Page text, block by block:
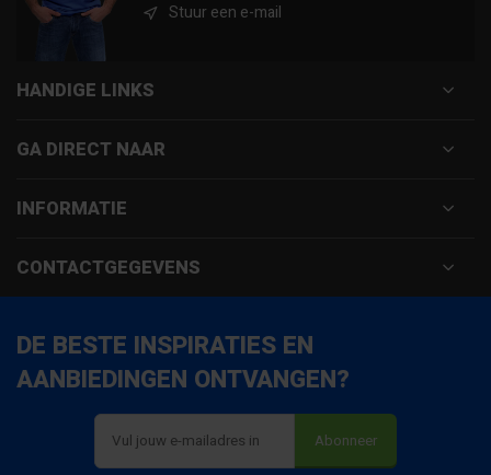
Stuur een e-mail
HANDIGE LINKS
GA DIRECT NAAR
INFORMATIE
CONTACTGEGEVENS
DE BESTE INSPIRATIES EN
AANBIEDINGEN ONTVANGEN?
Abonneer